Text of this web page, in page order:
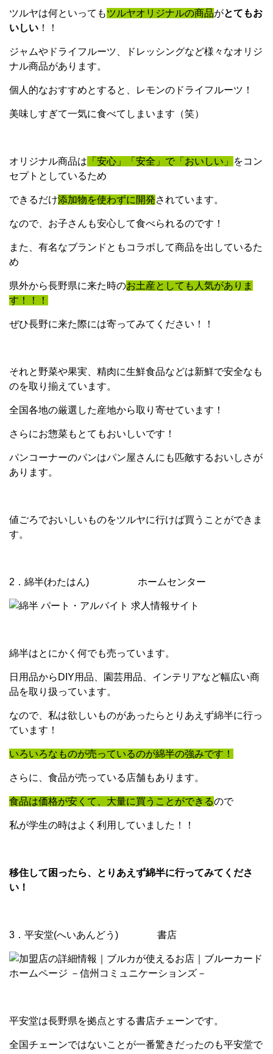
ツルヤは何といってもツルヤオリジナルの商品がとてもお
いしい ！！
ジャムやドライフルーツ、ドレッシングなど様々なオリジ
ナル商品があります。
個人的なおすすめとすると、レモンのドライフルーツ！
美味しすぎて一気に食べてしまいます（笑）
オリジナル商品は 「安心」「安全」で「おいしい」
をコン
セプトとしているため
できるだけ添加物を使わずに開発されています。
なので、お子さんも安心して食べられるのです！
また、有名なブランドともコラボして商品を出しているた
め
県外から長野県に来た時のお土産としても人気がありま
す！！！
ぜひ長野に来た際には寄ってみてください！！
それと野菜や果実、精肉に生鮮食品などは新鮮で安全なも
のを取り揃えています。
全国各地の厳選した産地から取り寄せています！
さらにお惣菜もとてもおいしいです！
パンコーナーのパンはパン屋さんにも匹敵するおいしさが
あります。
値ごろでおいしいものをツルヤに行けば買うことができま
す。
2．綿半(わたはん) ホームセンター
綿半はとにかく何でも売っています。
日用品からDIY用品、園芸用品、インテリアなど幅広い商
品を取り扱っています。
なので、私は欲しいものがあったらとりあえず綿半に行っ
ています！
いろいろなものが売っているのが綿半の強みです！
さらに、食品が売っている店舗もあります。
食品は価格が安くて、大量に買うことができるので
私が学生の時はよく利用していました！！
移住して困ったら、とりあえず綿半に行ってみてくださ
い！
3．平安堂(へいあんどう) 書店
平安堂は長野県を拠点とする書店チェーンです。
全国チェーンではないことが一番驚きだったのも平安堂で